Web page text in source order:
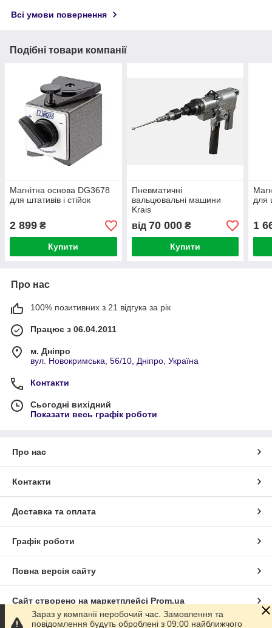
Всі умови повернення
Подібні товари компанії
Магнітна основа DG3678
для штативів і стійок
2 899 ₴
Купити
Пневматичні
вальцювальні машини
Krais
від 70 000₴
Купити
для
1
Про нас
100% позитивних з 21 відгука за рік
Працює з 06.04.2011
м. Дніпро
вул. Новокримська, 56/10, Дніпро, Україна
Контакти
Сьогодні вихідний
Показати весь графік роботи
Про нас
Контакти
Доставка та оплата
Графік роботи
Повна версія сайту
Сайт створено на маркетплейсі Prom.ua
Зараз у компанії неробочий час. Замовлення та
повідомлення будуть оброблені з 09:00 найближчого